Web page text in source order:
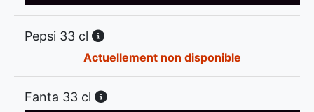
Pepsi 33 cl
Actuellement non disponible
Fanta 33 cl